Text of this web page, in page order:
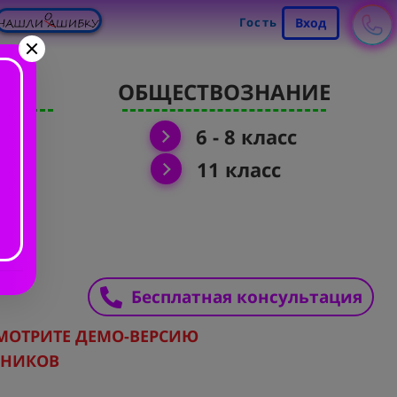
Гость Вход
ОБЩЕСТВОЗНАНИЕ
6 - 8 класс
11 класс
Бесплатная консультация
ДЕМО-ВЕРСИЮ